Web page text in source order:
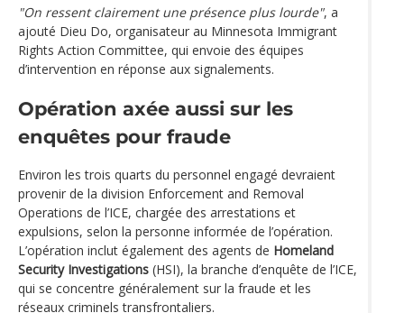
"On ressent clairement une présence plus lourde", a
ajouté Dieu Do, organisateur au Minnesota Immigrant
Rights Action Committee, qui envoie des équipes
d’intervention en réponse aux signalements.
Opération axée aussi sur les
enquêtes pour fraude
Environ les trois quarts du personnel engagé devraient
provenir de la division Enforcement and Removal
Operations de l’ICE, chargée des arrestations et
expulsions, selon la personne informée de l’opération.
L’opération inclut également des agents de Homeland
Security Investigations (HSI), la branche d’enquête de l’ICE,
qui se concentre généralement sur la fraude et les
réseaux criminels transfrontaliers.